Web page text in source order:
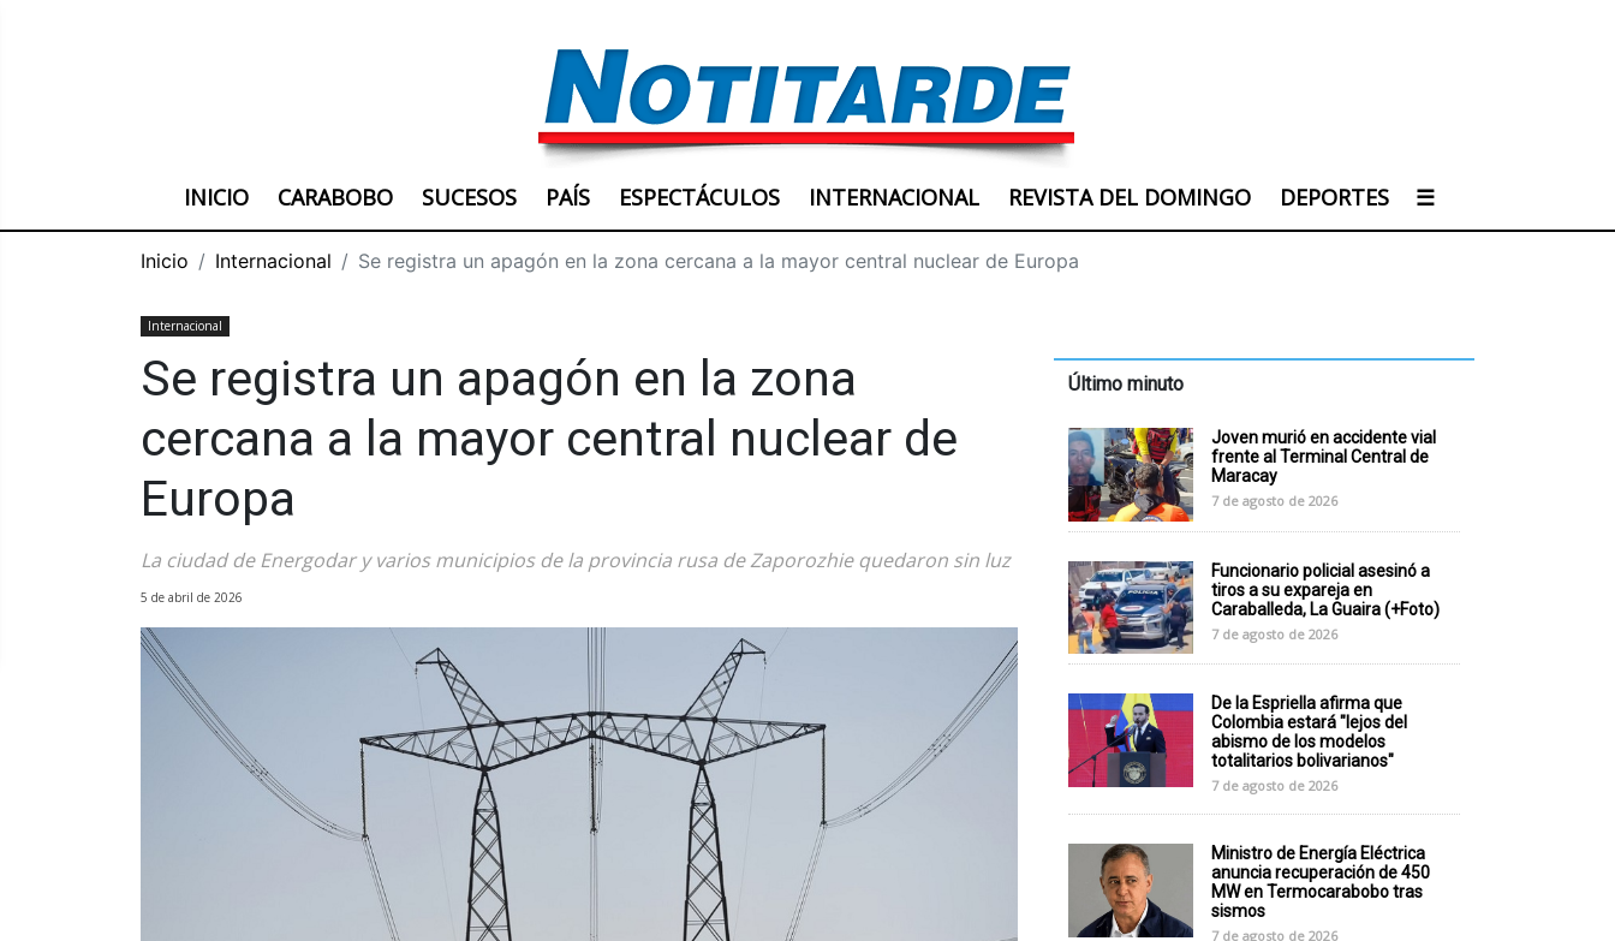
INICIO CARABOBO SUCESOS PAÍS ESPECTÁCULOS INTERNACIONAL REVISTA DEL DOMINGO DEPORTES ☰
Inicio Internacional Se registra un apagón en la zona cercana a la mayor central nuclear de Europa
Internacional
Se registra un apagón en la zona
cercana a la mayor central nuclear de
Europa
La ciudad de Energodar y varios municipios de la provincia rusa de Zaporozhie quedaron sin luz
5 de abril de 2026
Último minuto
Joven murió en accidente vial
frente al Terminal Central de
Maracay
7 de agosto de 2026
Funcionario policial asesinó a
tiros a su expareja en
Caraballeda, La Guaira (+Foto)
7 de agosto de 2026
De la Espriella afirma que
Colombia estará "lejos del
abismo de los modelos
totalitarios bolivarianos"
7 de agosto de 2026
Ministro de Energía Eléctrica
anuncia recuperación de 450
MW en Termocarabobo tras
sismos
7 de agosto de 2026